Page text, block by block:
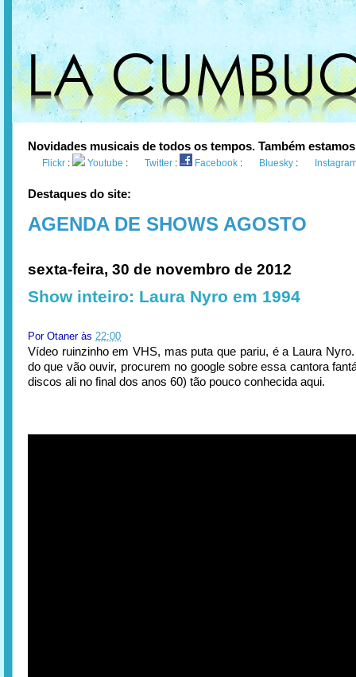
Novidades musicais de todos os tempos. Também
Flickr : Youtube : Twitter : Facebook : Bluesky :
Destaques do site:
AGENDA DE SHOWS AGOSTO
sexta-feira, 30 de novembro de 2012
Show inteiro: Laura Nyro em 1994
Por Otaner às 22:00
Vídeo ruinzinho em VHS, mas puta que pariu, é a Laura
do que vão ouvir, procurem no google sobre essa cantora
discos ali no final dos anos 60) tão pouco conhecida aqui.